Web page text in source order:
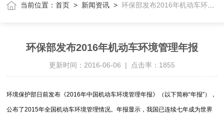
当前位置：首页 > 新闻资讯 >环保部发布2016年机动车环境管理年报
环保部发布2016年机动车环境管理年报
更新时间：2016-06-06 | 点击率：1855
环境保护部日前发布《2016年中国机动车环境管理年报》（以下简称“年报”），
公布了2015年全国机动车环境管理情况。年报显示，我国已连续七年成为世界